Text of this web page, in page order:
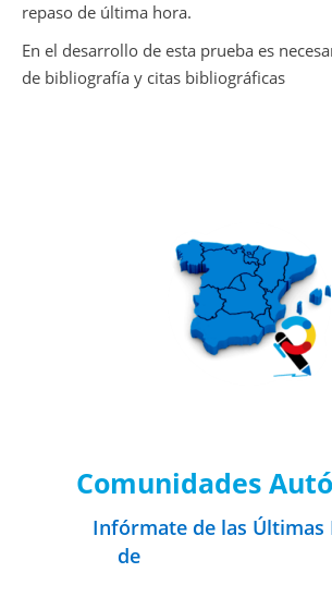
repaso de última hora.
En el desarrollo de esta prueba es
de bibliografía y citas bibliográficas
Comunidades
Infórmate de las Últimas
deOposiciones de